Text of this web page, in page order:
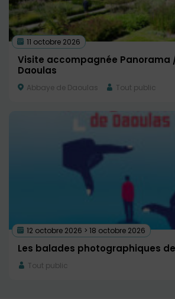
11 octobre 2026
Visite accompagnée Panorama
Daoulas
Abbaye de Daoulas Tout public
12 octobre 2026 > 18 octobre 2026
Les balades photographiques
Tout public